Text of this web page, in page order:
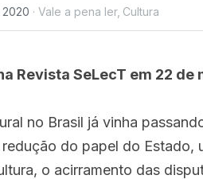
· Vale a pena ler, Cultura
Revista SeLecT em 22 de
no Brasil já vinha
do papel do Estado,
o acirramento das